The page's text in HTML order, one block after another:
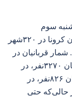
سوم
خرداد۱۳۹۹ اعلام کرد، آمار جانگداز جان‌باختگان کرونا در ۳۲۰شهر
رسیده است. شمار قربانیان در
خراسان رضوی دست کم ۳۰۸۵نفر، در خوزستان ۳۲۷۰نفر، در
فارس ۱۰۵۰نفر، در قزوین ۵۰۵نفر، در کردستان ۸۲۶نفر، در
است. در حالی‌که حتی